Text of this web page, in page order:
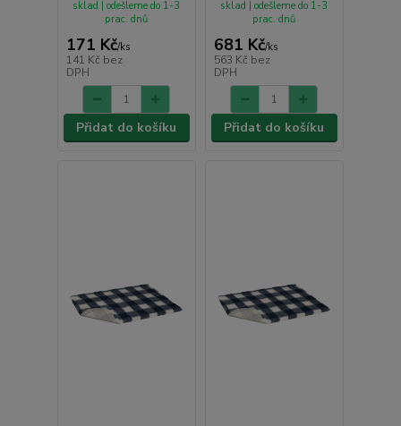
171 Kč/ks
141 Kč bez
DPH
sklad | odešleme do 1-3
prac. dnů
Přidat do košíku
681 Kč/ks
563 Kč bez
DPH
sklad | odešleme do 1-3
prac. dnů
Přidat do košíku